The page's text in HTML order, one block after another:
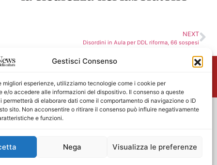
Gestisci Consenso
migliori esperienze, utilizziamo tecnologie come i cookie per
e/o accedere alle informazioni del dispositivo. Il consenso a queste
permetterà di elaborare dati come il comportamento di navigazione o ID
sito. Non acconsentire o ritirare il consenso può influire negativamente
e funzioni.
Nega Visualizza le preferenze
NEXT
Disordini in Aula per DDL riforma, 66 sospesi